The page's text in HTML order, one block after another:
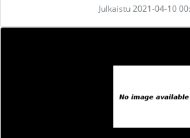
Julkaistu 2021-04-10